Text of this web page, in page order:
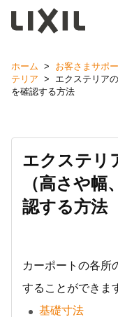
ホーム > お客さまサポ
テリア >
エクステリア
を確認する方法
エクステリ
（高さや
認する方法
カーポートの各所
することができま
基礎寸法